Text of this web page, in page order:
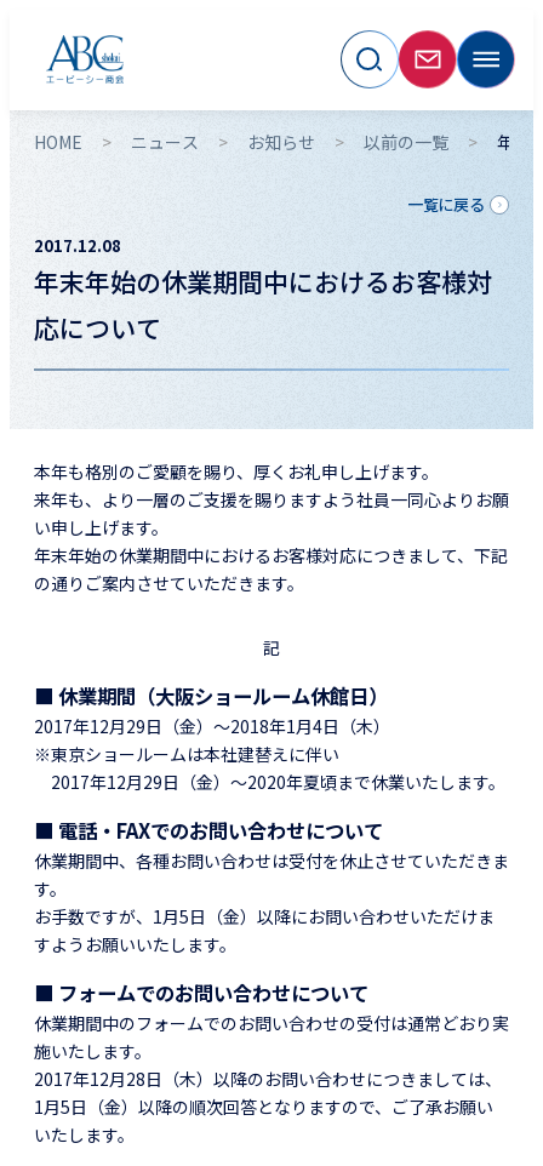
HOME ニュース お知らせ 以前の一覧 年末
2017.12.08
年末年始の休業期間中におけるお客様対
応について
一覧に戻る
本年も格別のご愛顧を賜り、厚くお礼申し上げます。
来年も、より一層のご支援を賜りますよう社員一同心よりお願
い申し上げます。
年末年始の休業期間中におけるお客様対応につきまして、下記
の通りご案内させていただきます。
記
■ 休業期間（大阪ショールーム休館日）
2017年12月29日（金）～2018年1月4日（木）
※東京ショールームは本社建替えに伴い
2017年12月29日（金）～2020年夏頃まで休業いたします。
■ 電話・FAXでのお問い合わせについて
休業期間中、各種お問い合わせは受付を休止させていただきま
す。
お手数ですが、1月5日（金）以降にお問い合わせいただけま
すようお願いいたします。
■ フォームでのお問い合わせについて
休業期間中のフォームでのお問い合わせの受付は通常どおり実
施いたします。
2017年12月28日（木）以降のお問い合わせにつきましては、
1月5日（金）以降の順次回答となりますので、ご了承お願い
いたします。